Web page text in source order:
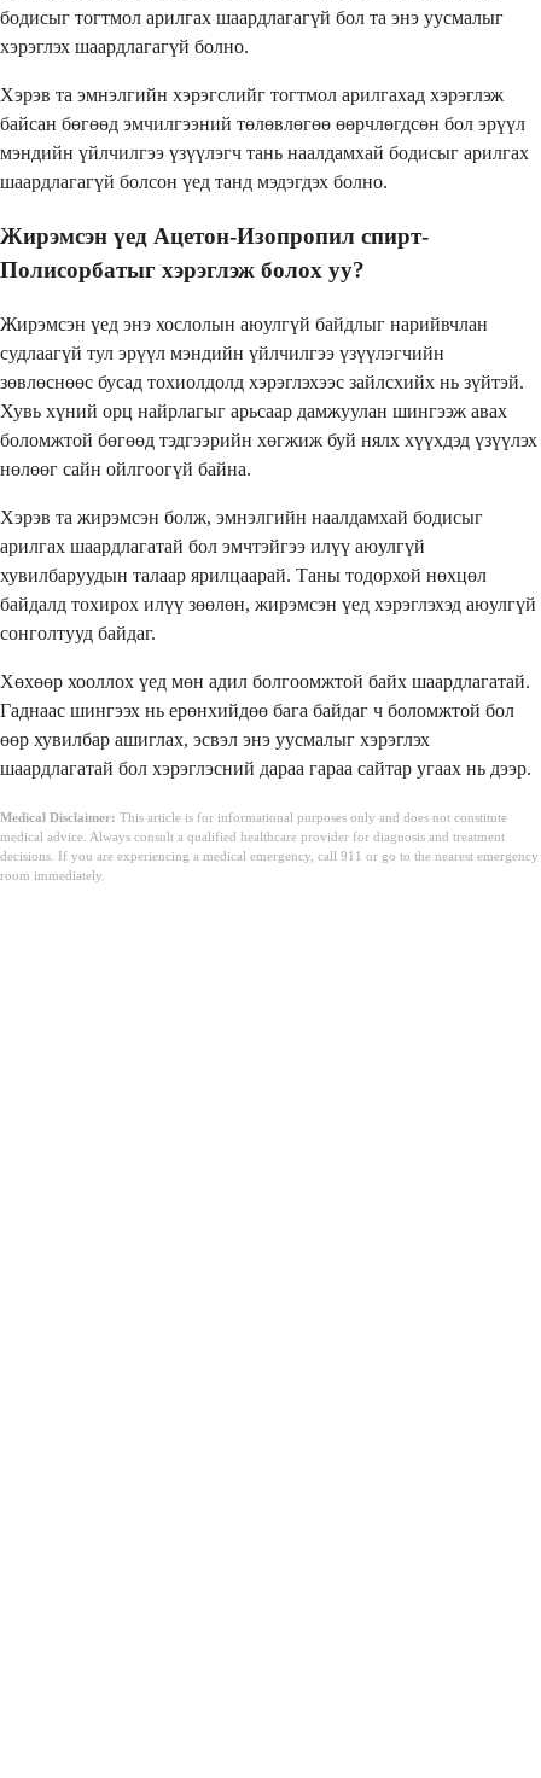
бодисыг тогтмол арилгах шаардлагагүй бол та энэ уусмалыг
хэрэглэх шаардлагагүй болно.
Хэрэв та эмнэлгийн хэрэгслийг тогтмол арилгахад хэрэглэж
байсан бөгөөд эмчилгээний төлөвлөгөө өөрчлөгдсөн бол эрүүл
мэндийн үйлчилгээ үзүүлэгч тань наалдамхай бодисыг арилгах
шаардлагагүй болсон үед танд мэдэгдэх болно.
Жирэмсэн үед Ацетон-Изопропил спирт-
Полисорбатыг хэрэглэж болох уу?
Жирэмсэн үед энэ хослолын аюулгүй байдлыг нарийвчлан
судлаагүй тул эрүүл мэндийн үйлчилгээ үзүүлэгчийн
зөвлөснөөс бусад тохиолдолд хэрэглэхээс зайлсхийх нь зүйтэй.
Хувь хүний ​​орц найрлагыг арьсаар дамжуулан шингээж авах
боломжтой бөгөөд тэдгээрийн хөгжиж буй нялх хүүхдэд үзүүлэх
нөлөөг сайн ойлгоогүй байна.
Хэрэв та жирэмсэн болж, эмнэлгийн наалдамхай бодисыг
арилгах шаардлагатай бол эмчтэйгээ илүү аюулгүй
хувилбаруудын талаар ярилцаарай. Таны тодорхой нөхцөл
байдалд тохирох илүү зөөлөн, жирэмсэн үед хэрэглэхэд аюулгүй
сонголтууд байдаг.
Хөхөөр хооллох үед мөн адил болгоомжтой байх шаардлагатай.
Гаднаас шингээх нь ерөнхийдөө бага байдаг ч боломжтой бол
өөр хувилбар ашиглах, эсвэл энэ уусмалыг хэрэглэх
шаардлагатай бол хэрэглэсний дараа гараа сайтар угаах нь дээр.
Medical Disclaimer: This article is for informational purposes only and does not constitute
medical advice. Always consult a qualified healthcare provider for diagnosis and treatment
decisions. If you are experiencing a medical emergency, call 911 or go to the nearest emergency
room immediately.